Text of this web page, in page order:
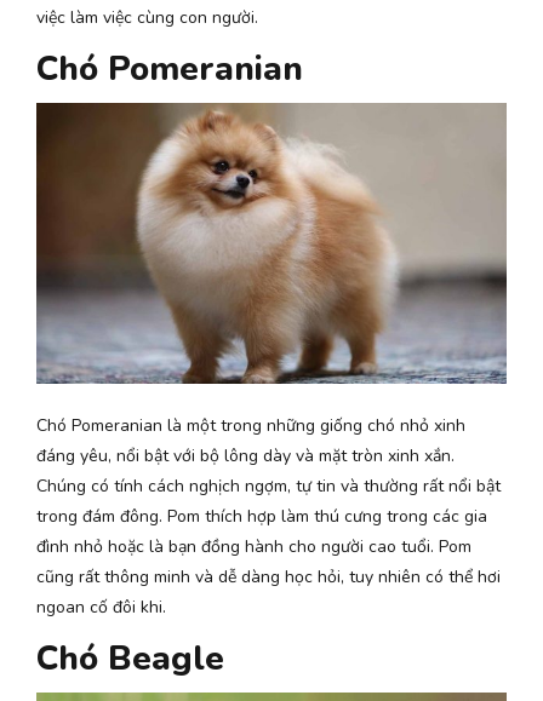
việc làm việc cùng con người.
Chó Pomeranian
Chó Pomeranian là một trong những giống chó nhỏ xinh
đáng yêu, nổi bật với bộ lông dày và mặt tròn xinh xắn.
Chúng có tính cách nghịch ngợm, tự tin và thường rất nổi bật
trong đám đông. Pom thích hợp làm thú cưng trong các gia
đình nhỏ hoặc là bạn đồng hành cho người cao tuổi. Pom
cũng rất thông minh và dễ dàng học hỏi, tuy nhiên có thể hơi
ngoan cố đôi khi.
Chó Beagle